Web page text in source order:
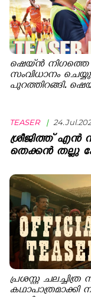
ഷെയ്ന്‍ നിഗത്തെ
സംവിധാനം
പുറത്തിറങ്ങി.
TEASER |
ശ്രീജിത്ത് എൻ
തെക്കൻ തല്ലു
പ്രശസ്ത